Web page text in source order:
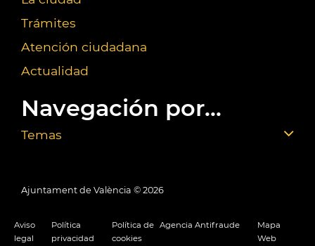
Trámites
Atención ciudadana
Actualidad
Navegación por...
Temas
Ajuntament de València © 2026
Aviso
legal
Política
privacidad
Política de
cookies
Agencia Antifraude
Mapa
Web